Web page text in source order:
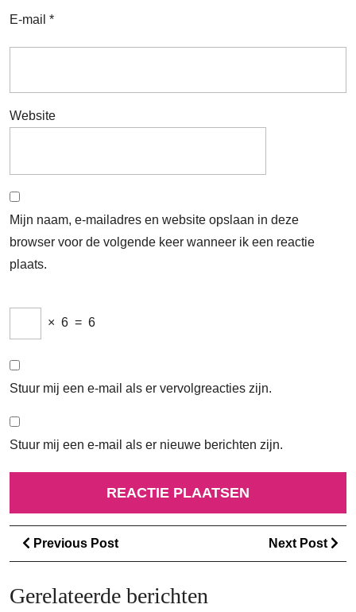
E-mail *
Website
Mijn naam, e-mailadres en website opslaan in deze
browser voor de volgende keer wanneer ik een reactie
plaats.
× 6 = 6
Stuur mij een e-mail als er vervolgreacties zijn.
Stuur mij een e-mail als er nieuwe berichten zijn.
Berichtnavigatie
Previous PostPrevious
Post
Next Post
Gerelateerde berichten